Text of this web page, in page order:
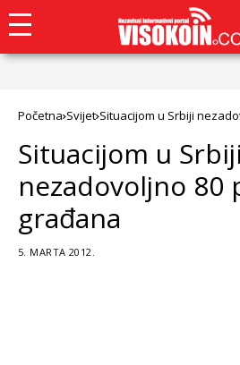
Početna Svijet Situacijom u Srbiji
Situacijom u Srbiji
nezadovoljno 80
građana
5. MARTA 2012.